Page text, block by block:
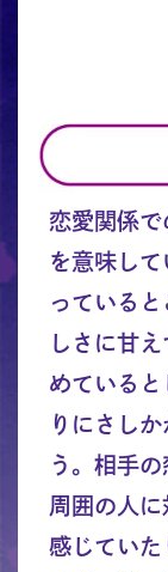
恋愛関係で
を意味し
っている
しさに甘
めている
りにさし
う。相手
周囲の人
感じていた